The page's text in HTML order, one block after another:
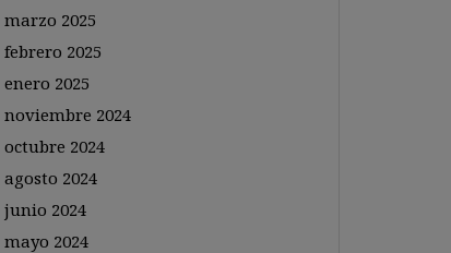
marzo 2025
febrero 2025
enero 2025
noviembre 2024
octubre 2024
agosto 2024
junio 2024
mayo 2024